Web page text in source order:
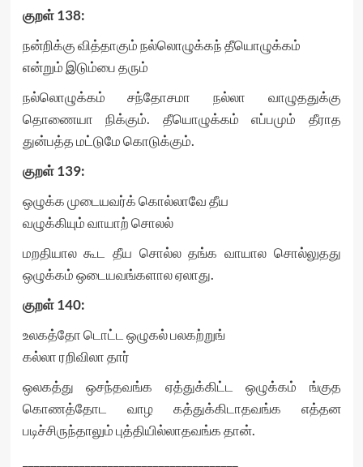
குறள் 138:
நன்றிக்கு வித்தாகும் நல்லொழுக்கந் தீயொழுக்கம்
என்றும் இடும்பை தரும்
நல்லொழுக்கம் சந்தோசமா நல்லா வாழுததுக்கு
தொணையா நிக்கும். தீயொழுக்கம் எப்பமும் தீராத
துன்பத்த மட்டுமே கொடுக்கும்.
குறள் 139:
ஒழுக்க முடையவர்க் கொல்லாவே தீய
வழுக்கியும் வாயாற் சொலல்
மறதியால கூட தீய சொல்ல தங்க வாயால சொல்லுதது
ஒழுக்கம் ஒடையவங்களால ஏலாது.
குறள் 140:
உலகத்தோ டொட்ட ஒழுகல் பலகற்றுங்
கல்லா ரறிவிலா தார்
ஒலகத்து ஒசந்தவங்க ஏத்துக்கிட்ட ஒழுக்கம் ங்குத
கொணத்தோட வாழ கத்துக்கிடாதவங்க எத்தன
படிச்சிருந்தாலும் புத்தியில்லாதவங்க தான்.